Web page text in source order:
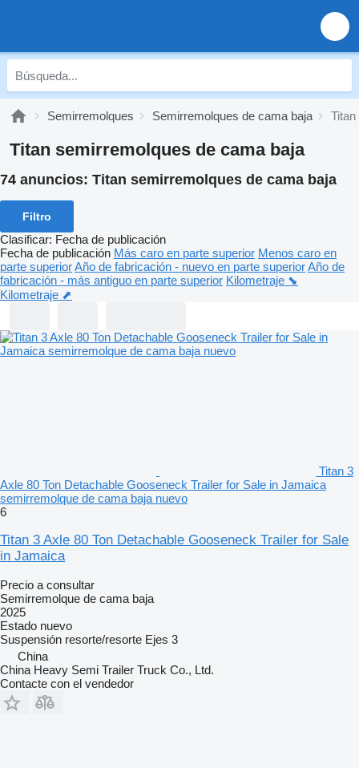
Semirremolques Semirremolques de cama baja
Titan semirremolques de cama baja
74 anuncios: Titan semirremolques de cama baja
Filtro
Clasificar: Fecha de publicación
Fecha de publicación Más caro en parte superior Menos caro en
parte superiorAño de fabricación - nuevo en parte superiorAño de
fabricación - más antiguo en parte superior Kilometraje ⬊
Kilometraje ⬈
Titan 3
Axle 80 Ton Detachable Gooseneck Trailer for Sale in Jamaica
semirremolque de cama baja nuevo
6
Titan 3 Axle 80 Ton Detachable Gooseneck Trailer for Sale
in Jamaica
Precio a consultar
Semirremolque de cama baja
2025
Estado nuevo
Suspensión resorte/resorte Ejes 3
China
China Heavy Semi Trailer Truck Co., Ltd.
Contacte con el vendedor